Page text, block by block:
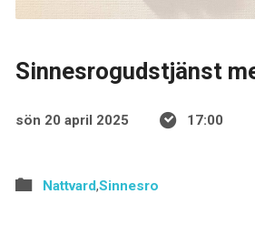
Sinnesrogudstjänst
sön 20 april 2025 17:00
Nattvard,Sinnesro